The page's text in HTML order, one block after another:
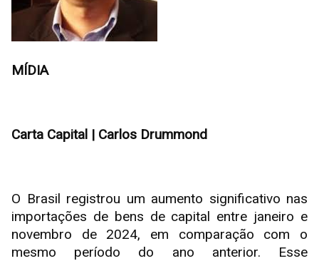
MÍDIA
Carta Capital | Carlos Drummond
O Brasil registrou um aumento significativo nas
importações de bens de capital entre janeiro e
novembro de 2024, em comparação com o
mesmo período do ano anterior. Esse